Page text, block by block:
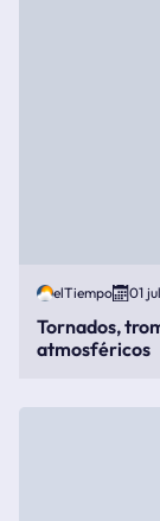
elTiempo 01
Tornados,
atmosféricos